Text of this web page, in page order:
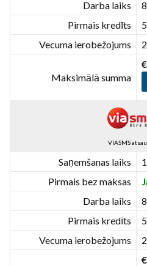
Darba laiks
Pirmais kredīts
Vecuma ierobežojums
Maksimālā summa
VIASMS
Saņemšanas laiks
Pirmais bez maksas
Darba laiks
Pirmais kredīts
Vecuma ierobežojums